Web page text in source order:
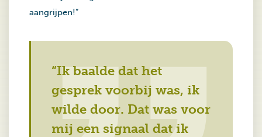
aangrijpen!”
“Ik baalde dat het
gesprek voorbij was, ik
wilde door. Dat was voor
mij een signaal dat ik